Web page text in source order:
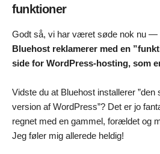
funktioner
Godt så, vi har været søde nok nu —
Bluehost reklamerer med en
side for WordPress-hosting, som
Vidste du at Bluehost installerer
version af WordPress”? Det er jo
regnet med en gammel, forældet og
Jeg føler mig allerede heldig!